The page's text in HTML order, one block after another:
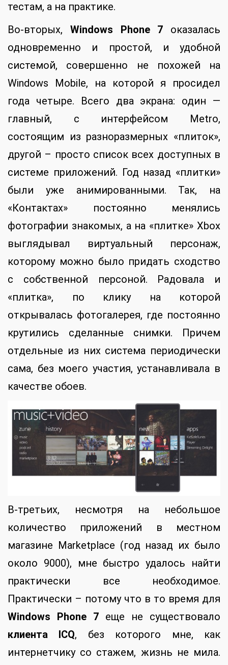
тестам, а на практике.
Во-вторых, Windows Phone 7 оказалась
одновременно и простой, и удобной
системой, совершенно не похожей на
Windows Mobile, на которой я просидел
года четыре. Всего два экрана: один —
главный, с интерфейсом Metro,
состоящим из разноразмерных «плиток»,
другой – просто список всех доступных в
системе приложений. Год назад «плитки»
были уже анимированными. Так, на
«Контактах» постоянно менялись
фотографии знакомых, а на «плитке» Xbox
выглядывал виртуальный персонаж,
которому можно было придать сходство
с собственной персоной. Радовала и
«плитка», по клику на которой
открывалась фотогалерея, где постоянно
крутились сделанные снимки. Причем
отдельные из них система периодически
сама, без моего участия, устанавливала в
качестве обоев.
В-третьих, несмотря на небольшое
количество приложений в местном
магазине Marketplace (год назад их было
около 9000), мне быстро удалось найти
практически все необходимое.
Практически – потому что в то время для
Windows Phone 7 еще не существовало
клиента ICQ, без которого мне, как
интернетчику со стажем, жизнь не мила.